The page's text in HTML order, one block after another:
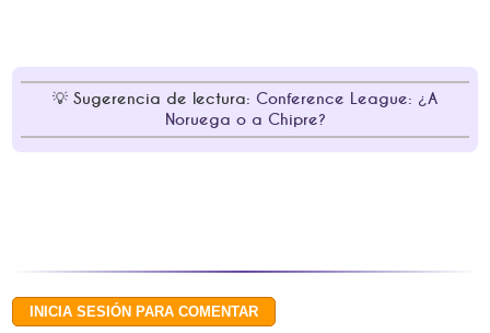
Sugerencia de lectura: Conference League: ¿A
Noruega o a Chipre?